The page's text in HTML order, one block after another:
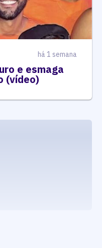
há 1 semana
e esmaga
(vídeo)